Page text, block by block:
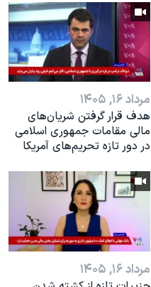
مرداد ۱۶, ۱۴۰۵
هدف قرار گرفتن شریان‌های
مالی مقامات جمهوری اسلامی
در دور تازه تحریم‌های آمریکا
مرداد ۱۶, ۱۴۰۵